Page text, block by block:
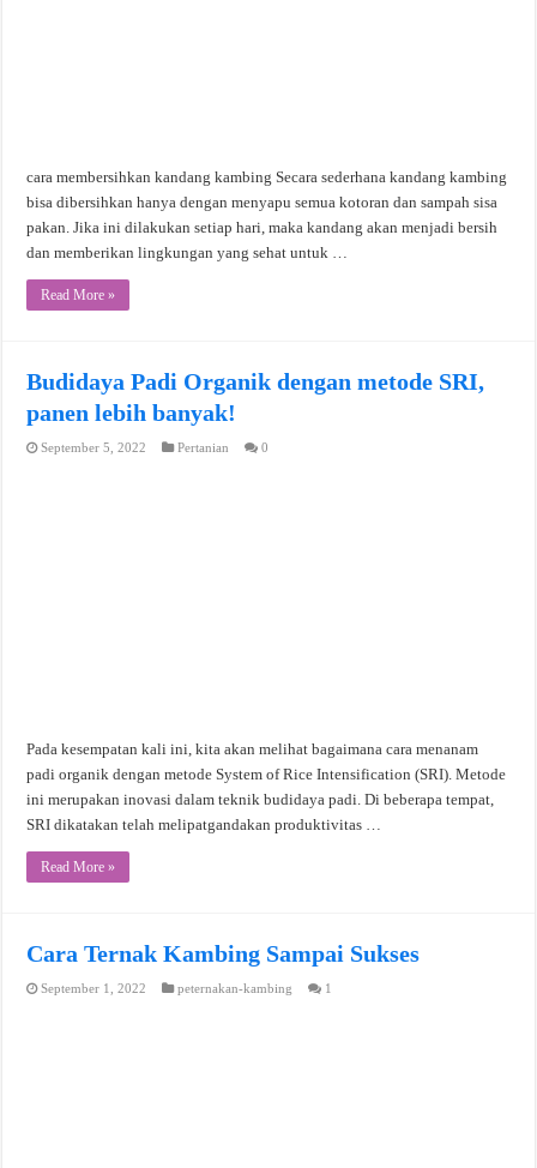
cara membersihkan kandang kambing Secara sederhana kandang kambing
bisa dibersihkan hanya dengan menyapu semua kotoran dan sampah sisa
pakan. Jika ini dilakukan setiap hari, maka kandang akan menjadi bersih
dan memberikan lingkungan yang sehat untuk …
Read More »
Budidaya Padi Organik dengan metode SRI,
panen lebih banyak!
September 5, 2022 Pertanian 0
Pada kesempatan kali ini, kita akan melihat bagaimana cara menanam
padi organik dengan metode System of Rice Intensification (SRI). Metode
ini merupakan inovasi dalam teknik budidaya padi. Di beberapa tempat,
SRI dikatakan telah melipatgandakan produktivitas …
Read More »
Cara Ternak Kambing Sampai Sukses
September 1, 2022 peternakan-kambing 1